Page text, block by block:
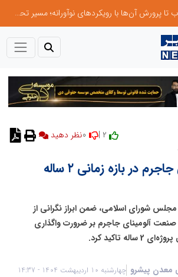
از کشف استعدادهای ناب تا پرورش آن‌ها با رویکردهای نوآورانه؛ مسیر تحول‌آفرین شنای ایران در سطح جهانی
نظر دهید
واگذاری آلومینای جاجرم در بازه زمانی ۲ ساله
مجلس شورای اسلامی، ضمن ابراز نگرانی از
صنعت آلومینای جاجرم بر ضرورت واگذاری
تاکید کرد.
معدن پیشرو چهارشنبه 10 اردیبهشت 1404 - 14:37